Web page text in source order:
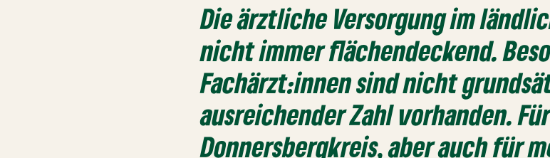
Die ärztliche Versorgung im
nicht immer flächendeckend.
Fachärzt:innen sind nicht
ausreichender Zahl vorhanden.
Donnersbergkreis, aber auch für